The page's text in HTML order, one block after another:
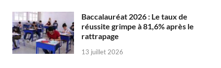
Baccalauréat 2026 : Le taux de
réussite grimpe à 81,6% après le
rattrapage
13 juillet 2026